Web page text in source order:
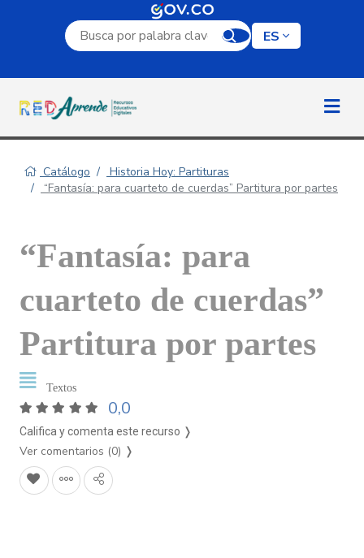
Campo de búsqueda por palabra clave
ES
Catálogo
Historia Hoy: Partituras
“Fantasía: para cuarteto de cuerdas” Partitura por partes
“Fantasía: para
cuarteto de cuerdas”
Partitura por partes
Textos
0,0
Califica y comenta este recurso ❭
Ver comentarios (0) ❭